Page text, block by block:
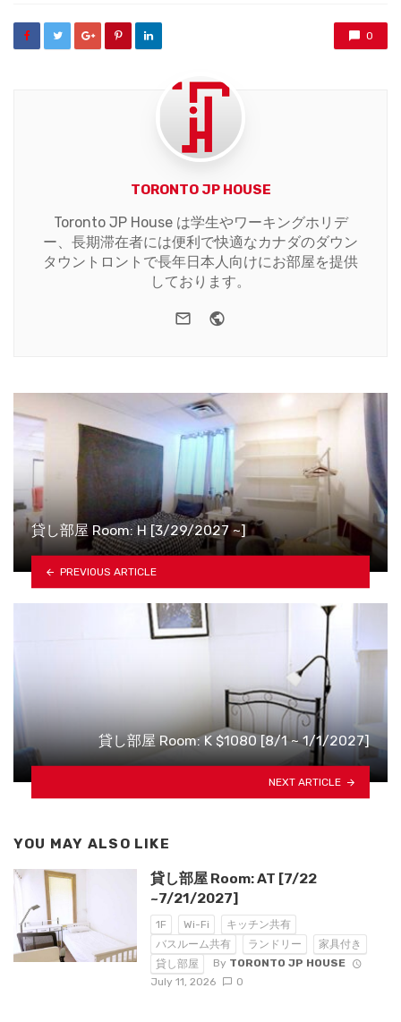
0
TORONTO JP HOUSE
Toronto JP House は学生やワーキングホリデ
ー、長期滞在者には便利で快適なカナダのダウン
タウントロントで長年日本人向けにお部屋を提供
しております。
e-mail
貸し部屋 Room: H [3/29/2027 ~]
PREVIOUS ARTICLE
貸し部屋 Room: K $1080 [8/1 ~ 1/1/2027]
NEXT ARTICLE
YOU MAY ALSO LIKE
貸し部屋 Room: AT [7/22
~7/21/2027]
1F Wi-Fi
キッチン共有
バスルーム共有
ランドリー
家具付き
貸し部屋
By TORONTO JP HOUSE
July 11, 2026
0